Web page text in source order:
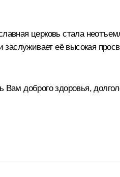
церковь стала
её высокая
доброго здоровья,